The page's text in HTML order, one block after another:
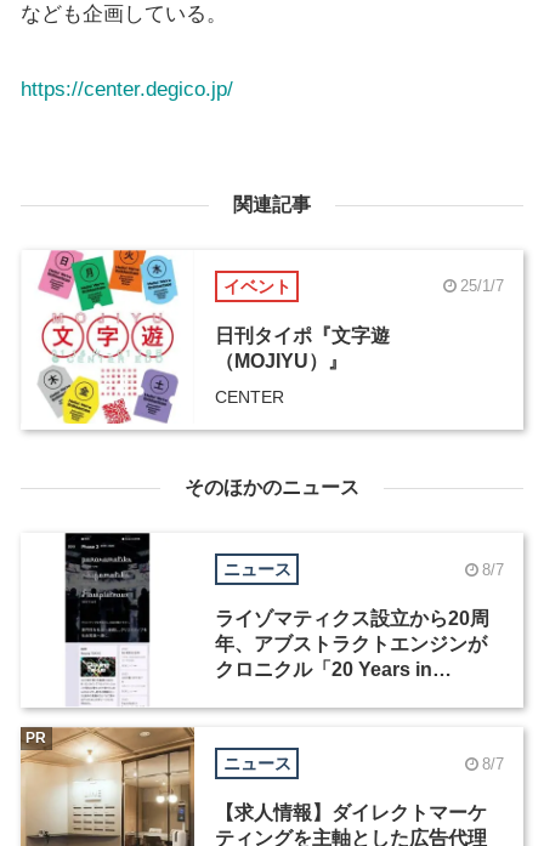
なども企画している。
https://center.degico.jp/
関連記事
イベント 25/1/7
日刊タイポ『文字遊
（MOJIYU）』
CENTER
そのほかのニュース
ニュース 8/7
ライゾマティクス設立から20周
年、アブストラクトエンジンが
クロニクル「20 Years in
ニュース 8/7
【求人情報】ダイレクトマーケ
ティングを主軸とした広告代理
PR